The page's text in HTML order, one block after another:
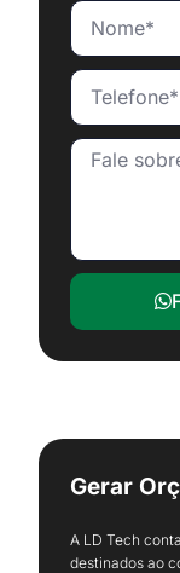
Gerar
A LD Tech
destinados ao